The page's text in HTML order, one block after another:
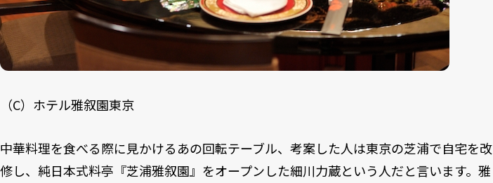
（C）ホテル雅叙園東京
中華料理を食べる際に見かけるあの回転テーブル、考案した人は東京の芝浦で自宅を改
修し、純日本式料亭『芝浦雅叙園』をオープンした細川力蔵という人だと言います。雅